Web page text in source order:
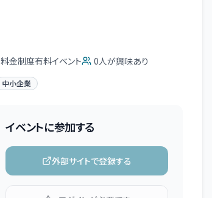
料金制度有料イベント 0人が興味あり
中小企業
イベントに参加する
外部サイトで登録する